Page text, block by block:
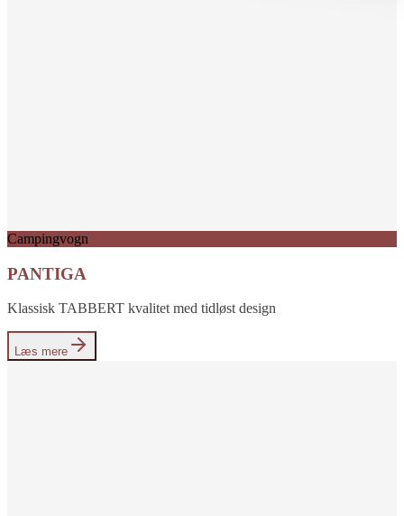
Campingvogn
PANTIGA
Klassisk TABBERT kvalitet med tidløst design
Læs mere